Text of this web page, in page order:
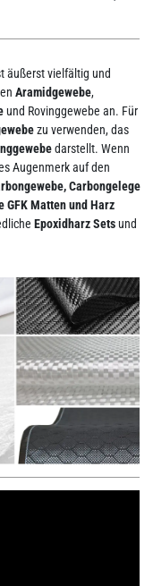
äußerst vielfältig und
Aramidgewebe,
und Rovinggewebe an. Für
zu verwenden, das
darstellt. Wenn
Augenmerk auf den
Carbongelege
GFK Matten und Harz
Epoxidharz Setsund